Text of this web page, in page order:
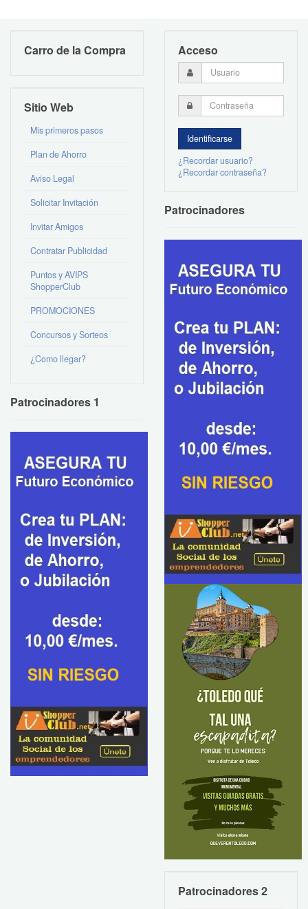
Carro de la Compra
Sitio Web
Mis primeros pasos
Plan de Ahorro
Aviso Legal
Solicitar Invitación
Invitar Amigos
Contratar Publicidad
Puntos y AVIPS
ShopperClub
PROMOCIONES
Concursos y Sorteos
¿Como llegar?
Patrocinadores 1
Acceso
¿Recordar usuario?
¿Recordar contraseña?
Patrocinadores
Patrocinadores 2